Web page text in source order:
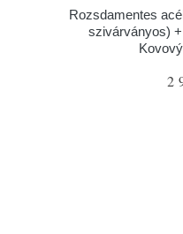
Rozsdamentes
szivárványos)
2